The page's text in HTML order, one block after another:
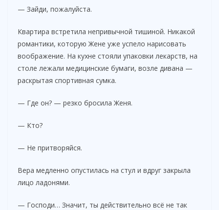
— Зайди, пожалуйста.
Квартира встретила непривычной тишиной. Никакой
романтики, которую Жене уже успело нарисовать
воображение. На кухне стояли упаковки лекарств, на
столе лежали медицинские бумаги, возле дивана —
раскрытая спортивная сумка.
— Где он? — резко бросила Женя.
— Кто?
— Не притворяйся.
Вера медленно опустилась на стул и вдруг закрыла
лицо ладонями.
— Господи… Значит, ты действительно всё не так